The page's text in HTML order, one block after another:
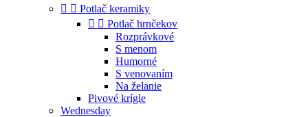
  Potlač keramiky
  Potlač hrnčekov
Rozprávkové
S menom
Humorné
S venovaním
Na želanie
Pivové krígle
Wednesday